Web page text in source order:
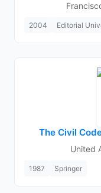
2004 Editorial
The Civil
United
1987 Springer